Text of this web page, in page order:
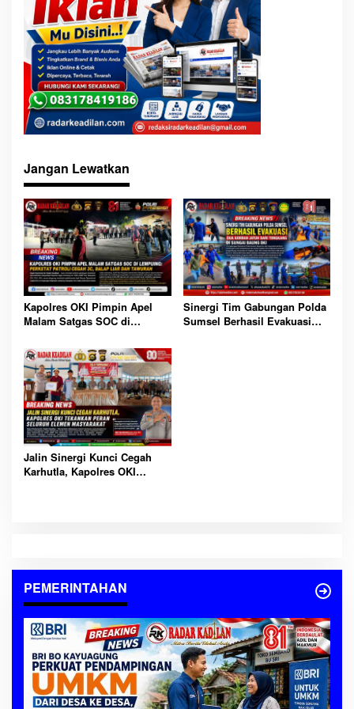
Jangan Lewatkan
Kapolres OKI Pimpin Apel
Malam Satgas SOC di
Cegah 3C, Balap Liar dan
Tawuran
Sinergi Tim Gabungan Polda
Sumsel Berhasil Evakuasi
Jalin Sinergi Kunci Cegah
Karhutla, Kapolres OKI
PEMERINTAHAN